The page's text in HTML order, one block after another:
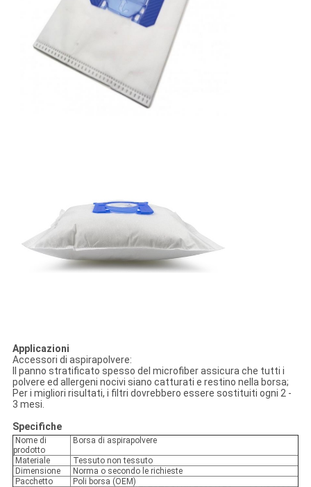
Applicazioni
Accessori di aspirapolvere:
Il panno stratificato spesso del microfiber assicura che tutti i
polvere ed allergeni nocivi siano catturati e restino nella borsa;
Per i migliori risultati, i filtri dovrebbero essere sostituiti ogni 2 -
3 mesi.
Specifiche
Nome di
prodotto
Borsa di aspirapolvere
Materiale
Tessuto non tessuto
Dimensione
Norma o secondo le richieste
Pacchetto
Poli borsa (OEM)